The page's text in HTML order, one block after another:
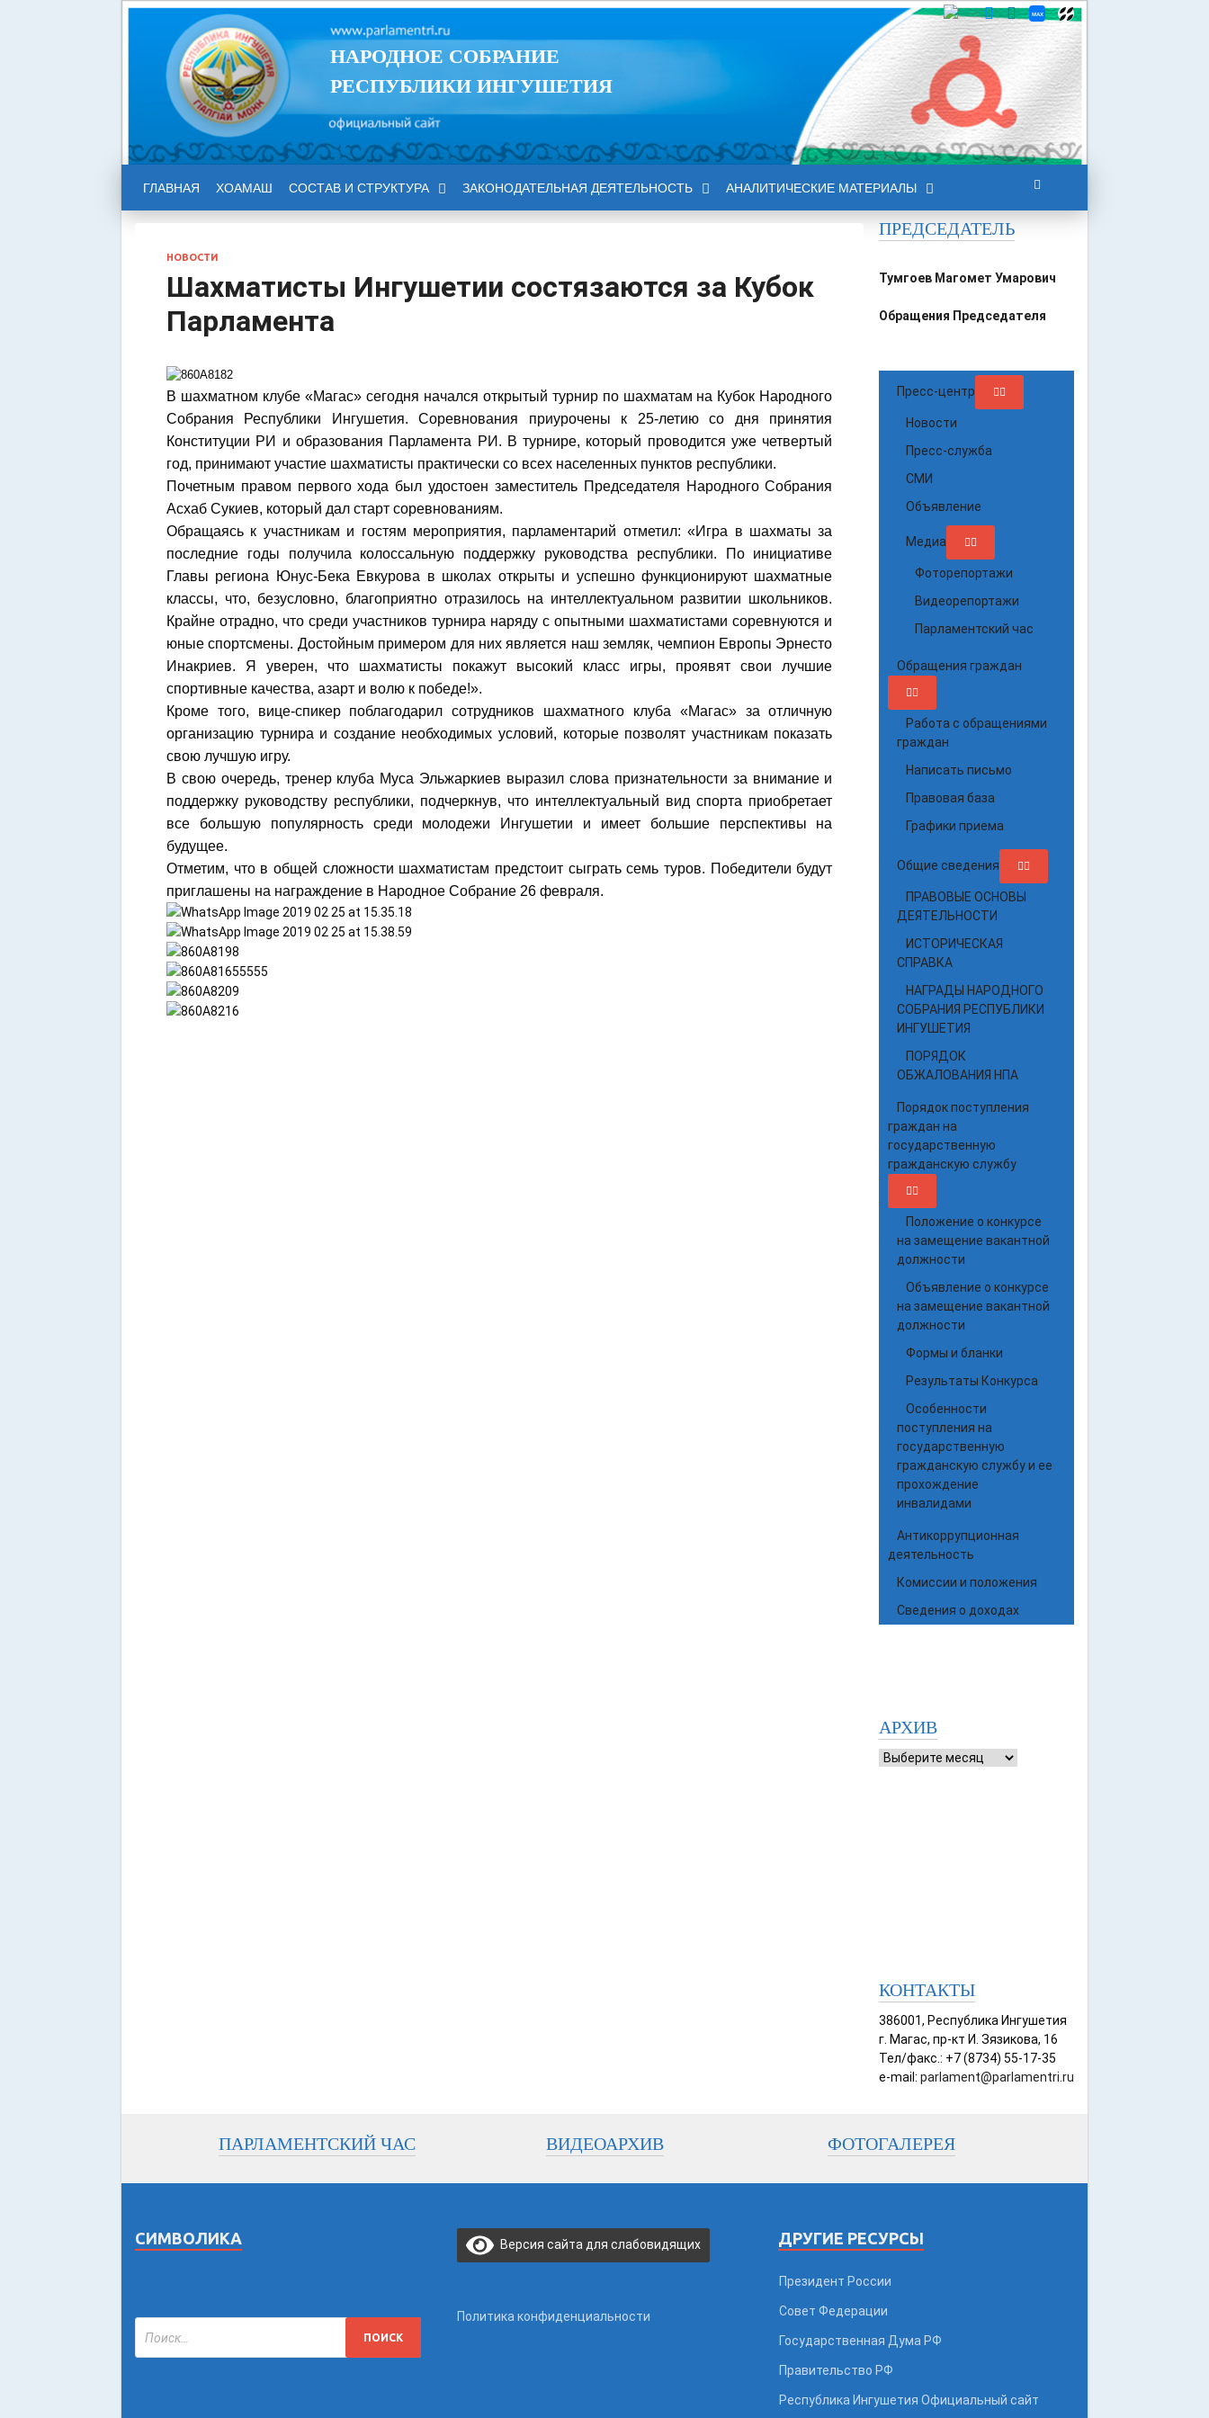
НАРОДНОЕ СОБРАНИЕ
РЕСПУБЛИКИ ИНГУШЕТИЯ
ГЛАВНАЯ ХОАМАШ СОСТАВ И СТРУКТУРА ЗАКОНОДАТЕЛЬНАЯ ДЕЯТЕЛЬНОСТЬ АНАЛИТИЧЕСКИЕ МАТЕРИАЛЫ
НОВОСТИ
Шахматисты Ингушетии состязаются за Кубок
Парламента
В шахматном клубе «Магас» сегодня начался открытый турнир по шахматам на Кубок Народного
Собрания Республики Ингушетия. Соревнования приурочены к 25-летию со дня принятия
Конституции РИ и образования Парламента РИ. В турнире, который проводится уже четвертый
год, принимают участие шахматисты практически со всех населенных пунктов республики.
Почетным правом первого хода был удостоен заместитель Председателя Народного Собрания
Асхаб Сукиев, который дал старт соревнованиям.
Обращаясь к участникам и гостям мероприятия, парламентарий отметил: «Игра в шахматы за
последние годы получила колоссальную поддержку руководства республики. По инициативе
Главы региона Юнус-Бека Евкурова в школах открыты и успешно функционируют шахматные
классы, что, безусловно, благоприятно отразилось на интеллектуальном развитии школьников.
Крайне отрадно, что среди участников турнира наряду с опытными шахматистами соревнуются и
юные спортсмены. Достойным примером для них является наш земляк, чемпион Европы Эрнесто
Инакриев. Я уверен, что шахматисты покажут высокий класс игры, проявят свои лучшие
спортивные качества, азарт и волю к победе!».
Кроме того, вице-спикер поблагодарил сотрудников шахматного клуба «Магас» за отличную
организацию турнира и создание необходимых условий, которые позволят участникам показать
свою лучшую игру.
В свою очередь, тренер клуба Муса Эльжаркиев выразил слова признательности за внимание и
поддержку руководству республики, подчеркнув, что интеллектуальный вид спорта приобретает
все большую популярность среди молодежи Ингушетии и имеет большие перспективы на
будущее.
Отметим, что в общей сложности шахматистам предстоит сыграть семь туров. Победители будут
приглашены на награждение в Народное Собрание 26 февраля.
ПРЕДСЕДАТЕЛЬ
Тумгоев Магомет Умарович
Обращения Председателя
Пресс-центр
Новости
Пресс-служба
СМИ
Объявление
Медиа
Фоторепортажи
Видеорепортажи
Парламентский час
Обращения граждан
Работа с обращениями
граждан
Написать письмо
Правовая база
Графики приема
Общие сведения
ПРАВОВЫЕ ОСНОВЫ
ДЕЯТЕЛЬНОСТИ
ИСТОРИЧЕСКАЯ
СПРАВКА
НАГРАДЫ НАРОДНОГО
СОБРАНИЯ РЕСПУБЛИКИ
ИНГУШЕТИЯ
ПОРЯДОК
ОБЖАЛОВАНИЯ НПА
Порядок поступления
граждан на
государственную
гражданскую службу
Положение о конкурсе
на замещение вакантной
должности
Объявление о конкурсе
на замещение вакантной
должности
Формы и бланки
Результаты Конкурса
Особенности
поступления на
государственную
гражданскую службу и ее
прохождение
инвалидами
Антикоррупционная
деятельность
Комиссии и положения
Сведения о доходах
АРХИВ
КОНТАКТЫ
386001, Республика Ингушетия
г. Магас, пр-кт И. Зязикова, 16
Тел/факс.: +7 (8734) 55-17-35
e-mail: parlament@parlamentri.ru
ПАРЛАМЕНТСКИЙ ЧАС ВИДЕОАРХИВ ФОТОГАЛЕРЕЯ
СИМВОЛИКА Версия сайта для слабовидящих
Политика конфиденциальности
ДРУГИЕ РЕСУРСЫ
Президент России
Совет Федерации
Государственная Дума РФ
Правительство РФ
Республика Ингушетия Официальный сайт